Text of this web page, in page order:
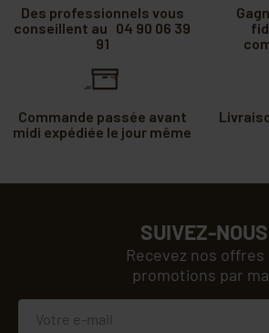
Des professionnels vous
conseillent au 04 90 06 39
91
Commande passée avant
midi expédiée le jour même
SUIVEZ-NOUS
Recevez nos offres
promotions par